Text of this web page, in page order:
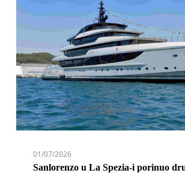
La
Spezia-
porinuo
drugi
74Steel
Virtuosity
01/07/2026
Sanlorenzo u La Spezia-i porinuo